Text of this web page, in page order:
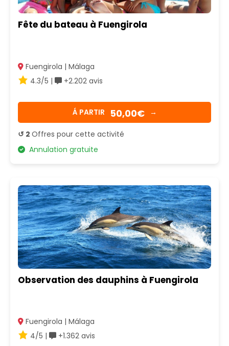
Fête du bateau à Fuengirola
Fuengirola | Málaga
4.3/5 |
+2.202 avis
Á PARTIR 50,00€ →
↺ 2 Offres pour cette activité
Annulation gratuite
Observation des dauphins à Fuengirola
Fuengirola | Málaga
4/5 |
+1.362 avis